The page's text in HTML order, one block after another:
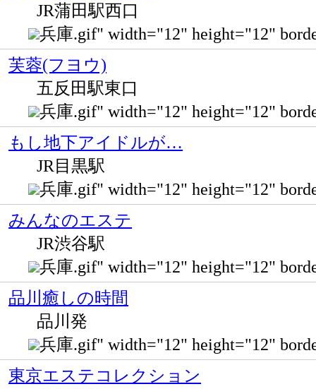
JR蒲田駅西口
兵庫.gif" width="12" height="12"
芙蓉(フヨウ)
五反田駅東口
兵庫.gif" width="12" height="12"
もし地下アイドルが…
JR目黒駅
兵庫.gif" width="12" height="12"
みんなのエステ
JR渋谷駅
兵庫.gif" width="12" height="12"
品川癒しの時間
品川発
兵庫.gif" width="12" height="12"
東京エステコレクション